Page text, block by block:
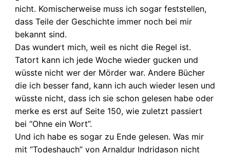
nicht. Komischerweise muss ich sogar feststellen,
dass Teile der Geschichte immer noch bei mir
bekannt sind.
Das wundert mich, weil es nicht die Regel ist.
Tatort kann ich jede Woche wieder gucken und
wüsste nicht wer der Mörder war. Andere Bücher
die ich besser fand, kann ich auch wieder lesen und
wüsste nicht, dass ich sie schon gelesen habe oder
merke es erst auf Seite 150, wie zuletzt passiert
bei “Ohne ein Wort”.
Und ich habe es sogar zu Ende gelesen. Was mir
mit “Todeshauch” von Arnaldur Indridason nicht